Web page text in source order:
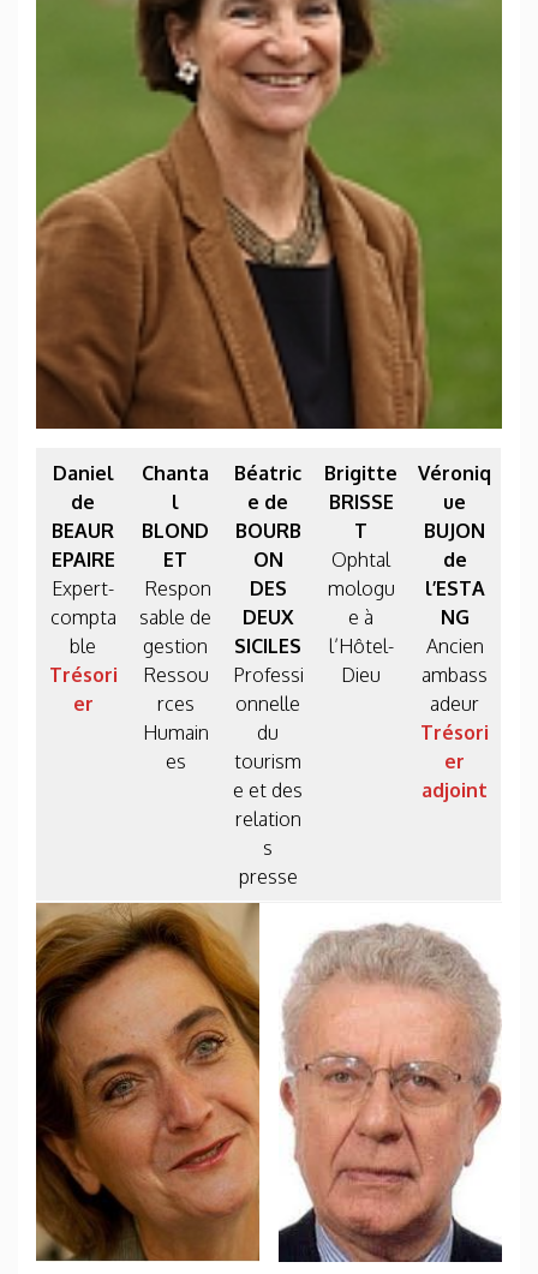
Daniel
de
BEAUR
EPAIRE
Expert-
compta
ble
Trésori
er
Chanta
l
BLOND
ET
Respon
sable de
gestion
Ressou
rces
Humain
es
Béatric
e de
BOURB
ON
DES
DEUX
SICILES
Professi
onnelle
du
tourism
e et des
relation
s
presse
Brigitte
BRISSE
T
Ophtal
mologu
e à
l’Hôtel-
Dieu
Véroniq
ue
BUJON
de
l’ESTA
NG
Ancien
ambass
adeur
Trésori
er
adjoint